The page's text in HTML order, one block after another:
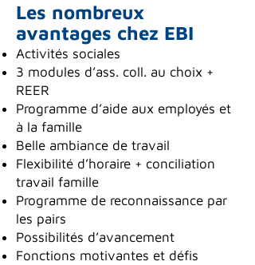
Les nombreux
avantages chez EBI
Activités sociales
3 modules d’ass. coll. au choix +
REER
Programme d’aide aux employés et
à la famille
Belle ambiance de travail
Flexibilité d’horaire + conciliation
travail famille
Programme de reconnaissance par
les pairs
Possibilités d’avancement
Fonctions motivantes et défis